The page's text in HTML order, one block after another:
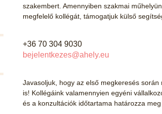
szakembert. Amennyiben szakmai
megfelelő kollégát, támogatjuk külső
+36 70 304 9030
bejelentkezes@ahely.eu
Javasoljuk, hogy az első megkeresés
is! Kollégáink valamennyien egyéni
és a konzultációk időtartama határozza